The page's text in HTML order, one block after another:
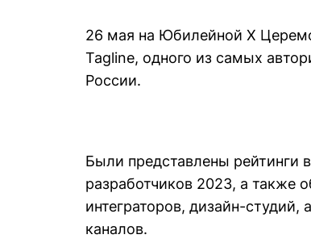
26 мая на Юбилейной X
Tagline, одного из самых
России.
Были представлены
разработчиков 2023, а также
интеграторов, дизайн-
каналов.